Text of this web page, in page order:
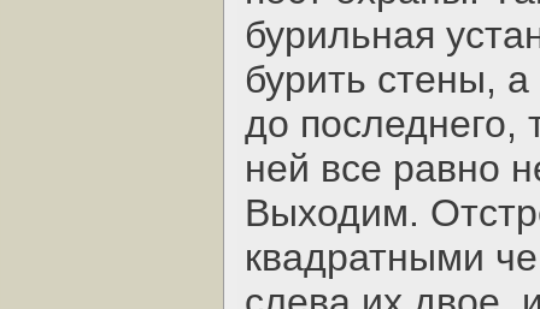
бурильная
бурить стены,
до последнего,
ней все равно
Выходим.
квадратными